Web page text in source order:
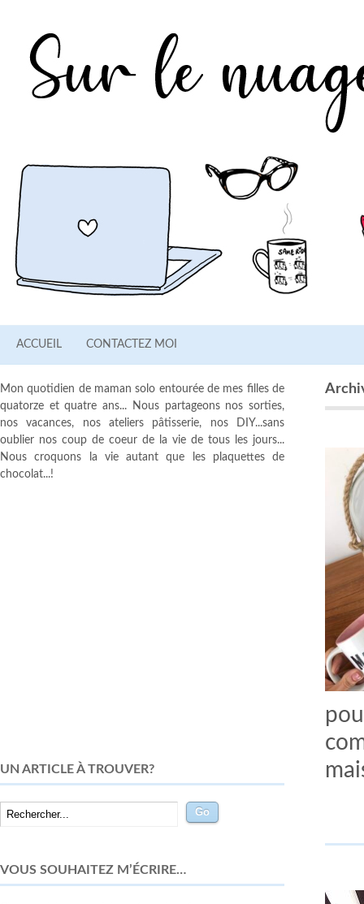
ACCUEIL CONTACTEZ MOI
Mon quotidien de maman solo entourée de mes filles de
quatorze et quatre ans... Nous partageons nos sorties,
nos vacances, nos ateliers pâtisserie, nos DIY...sans
oublier nos coup de coeur de la vie de tous les jours...
Nous croquons la vie autant que les plaquettes de
chocolat...!
UN ARTICLE À TROUVER?
VOUS SOUHAITEZ M’ÉCRIRE…